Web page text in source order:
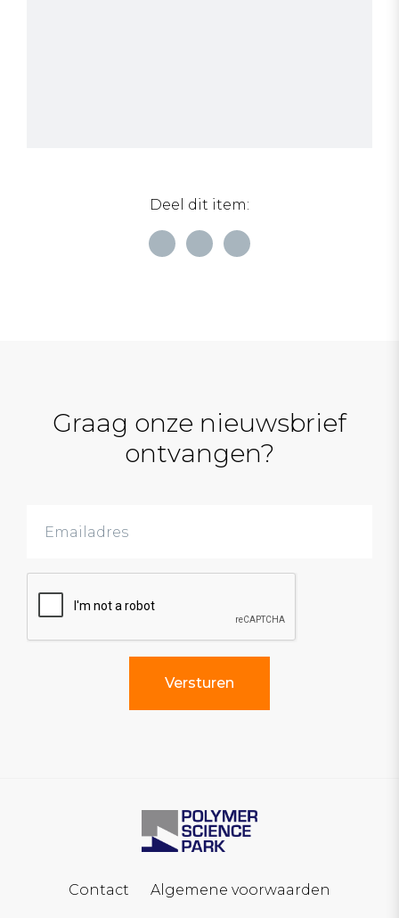
Deel dit item:
Graag onze nieuwsbrief
ontvangen?
Contact Algemene voorwaarden